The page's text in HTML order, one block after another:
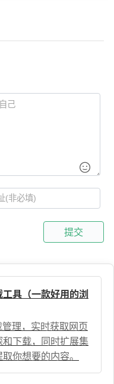
提交
具（一款好用的浏
理，实时获取网页
下载，同时扩展集
你想要的内容。